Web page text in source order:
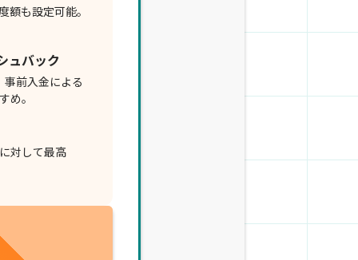
も設定可能。
ュバック
前入金による
め。
対して最高